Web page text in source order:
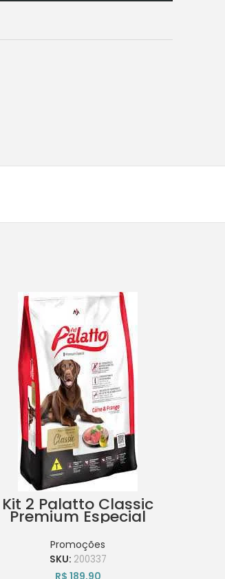
Kit 2 Palatto Classic
Premium Especial
Cães Adultos Frango e
Carne-2 unidades de
15Kg
Promoções
SKU: 200337